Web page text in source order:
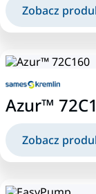
Zobacz
Azur™
Zobacz